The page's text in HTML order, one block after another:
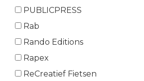
PUBLICPRESS
Rab
Rando Editions
Rapex
ReCreatief Fietsen